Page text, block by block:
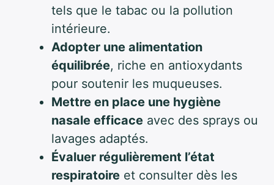
tels que le tabac ou la pollution
intérieure.
Adopter une alimentation
équilibrée, riche en antioxydants
pour soutenir les muqueuses.
Mettre en place une hygiène
nasale efficace avec des sprays ou
lavages adaptés.
Évaluer régulièrement l’état
respiratoire et consulter dès les